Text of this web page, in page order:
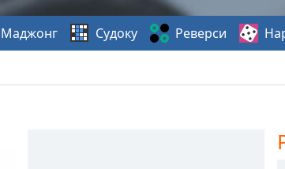
Маджонг Судоку Реверси